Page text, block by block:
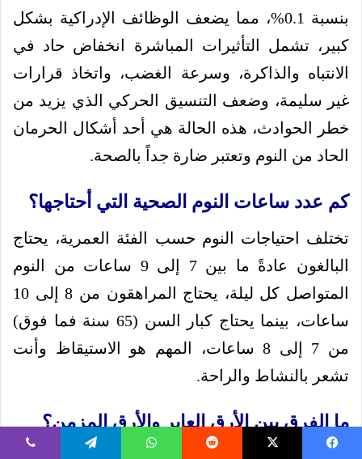
بنسبة 0.1%، مما يضعف الوظائف الإدراكية بشكل
كبير، تشمل التأثيرات المباشرة انخفاض حاد في
الانتباه والذاكرة، وسرعة الغضب، واتخاذ قرارات
غير سليمة، وضعف التنسيق الحركي الذي يزيد من
خطر الحوادث، هذه الحالة هي أحد أشكال الحرمان
الحاد من النوم وتعتبر ضارة جداً بالصحة.
كم عدد ساعات النوم الصحية التي أحتاجها؟
تختلف احتياجات النوم حسب الفئة العمرية، يحتاج
البالغون عادةً ما بين 7 إلى 9 ساعات من النوم
المتواصل كل ليلة، يحتاج المراهقون من 8 إلى 10
ساعات، بينما يحتاج كبار السن (65 سنة فما فوق)
من 7 إلى 8 ساعات، المهم هو الاستيقاظ وأنت
تشعر بالنشاط والراحة.
ما الفرق بين الأرق العابر والأرق المزمن؟